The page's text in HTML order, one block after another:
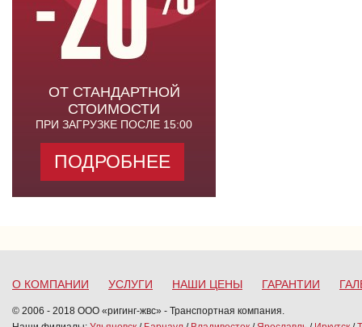
ОТ СТАНДАРТНОЙ
СТОИМОСТИ
ПРИ ЗАГРУЗКЕ ПОСЛЕ 15:00
ПОДРОБНЕЕ
О КОМПАНИИ УСЛУГИ НАШИ ЦЕНЫ ГАРАНТИИ
© 2006 - 2018 ООО «ригинг-жвс» - Транспортная компания.